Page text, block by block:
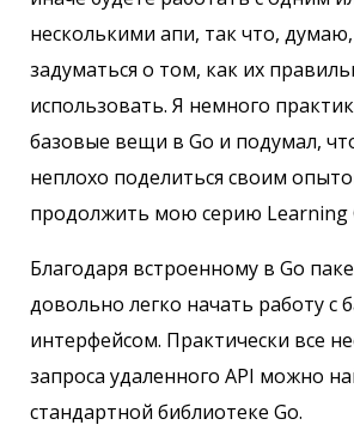
несколькими апи, так что,
задуматься о том, как их
использовать. Я немного
базовые вещи в Go и подумал,
неплохо поделиться своим
продолжить мою серию Learning
Благодаря встроенному в Go
довольно легко начать работу с
интерфейсом. Практически все
запроса удаленного API можно
стандартной библиотеке Go.